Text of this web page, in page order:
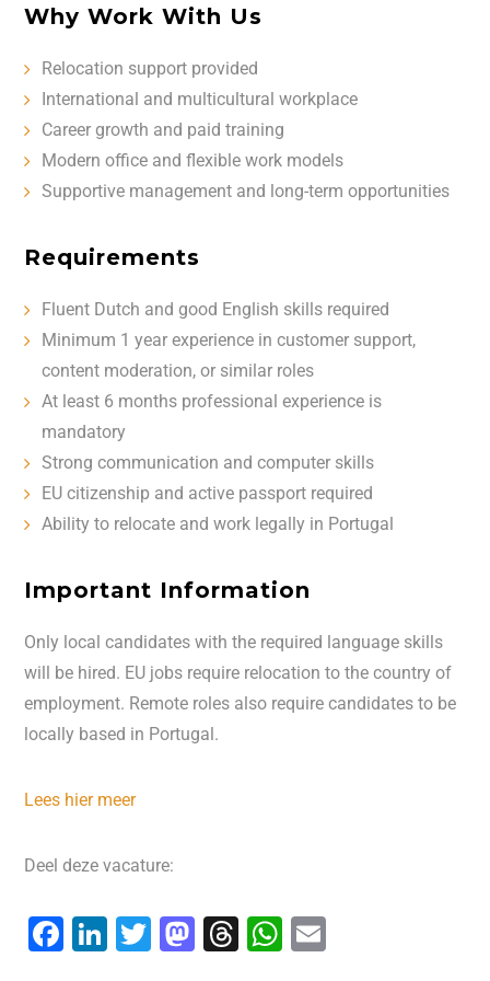
Why Work With Us
Relocation support provided
International and multicultural workplace
Career growth and paid training
Modern office and flexible work models
Supportive management and long-term opportunities
Requirements
Fluent Dutch and good English skills required
Minimum 1 year experience in customer support,
content moderation, or similar roles
At least 6 months professional experience is
mandatory
Strong communication and computer skills
EU citizenship and active passport required
Ability to relocate and work legally in Portugal
Important Information
Only local candidates with the required language skills
will be hired. EU jobs require relocation to the country of
employment. Remote roles also require candidates to be
locally based in Portugal.
Lees hier meer
Deel deze vacature:
F
Li T
M T
W